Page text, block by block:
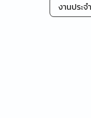
งานประจำ